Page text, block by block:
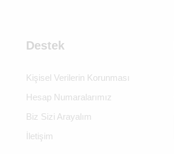
Destek
Kişisel Verilerin Korunması
Hesap Numaralarımız
Biz Sizi Arayalım
İletişim